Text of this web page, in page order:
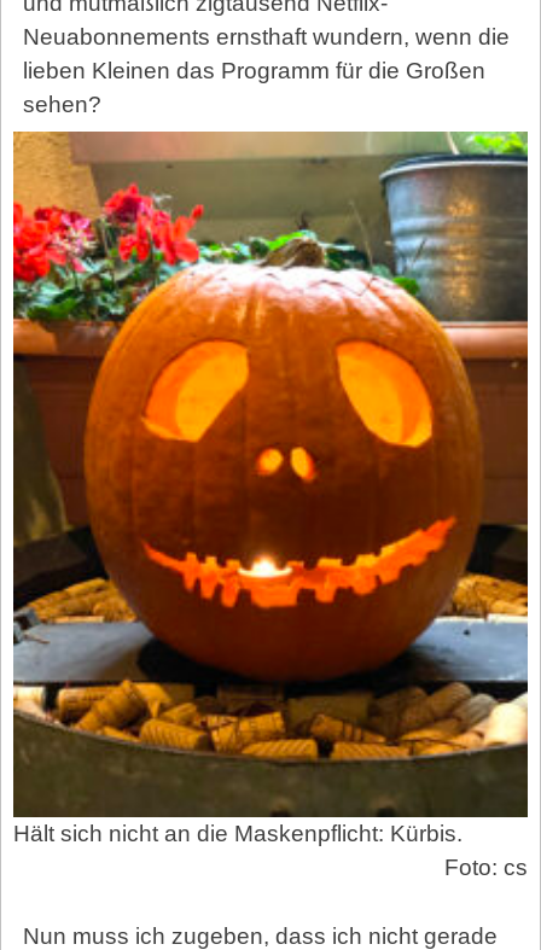
Neuabonnements ernsthaft wundern, wenn die
lieben Kleinen das Programm für die Großen
sehen?
Hält sich nicht an die Maskenpflicht: Kürbis.
Foto: cs
Nun muss ich zugeben, dass ich nicht gerade